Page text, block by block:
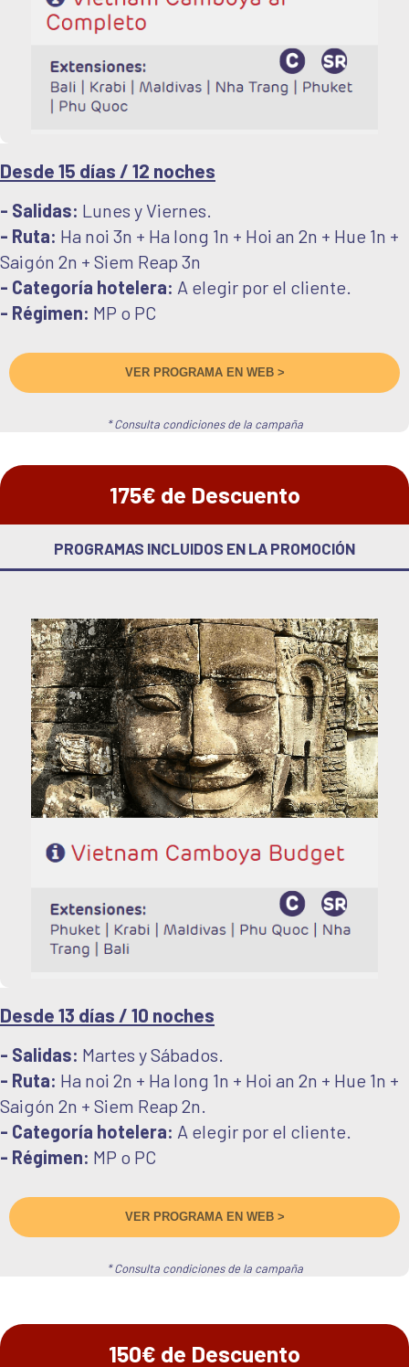
Desde 15 días / 12 noches
- Salidas: Lunes y Viernes.
- Ruta: Ha noi 3n + Ha long 1n + Hoi an 2n + Hue 1n +
Saigón 2n + Siem Reap 3n
- Categoría hotelera: A elegir por el cliente.
- Régimen: MP o PC
VER PROGRAMA EN WEB >
* Consulta condiciones de la campaña
175€ de Descuento
PROGRAMAS INCLUIDOS EN LA PROMOCIÓN
Desde 13 días / 10 noches
- Salidas: Martes y Sábados.
- Ruta: Ha noi 2n + Ha long 1n + Hoi an 2n + Hue 1n +
Saigón 2n + Siem Reap 2n.
- Categoría hotelera: A elegir por el cliente.
- Régimen: MP o PC
VER PROGRAMA EN WEB >
* Consulta condiciones de la campaña
150€ de Descuento